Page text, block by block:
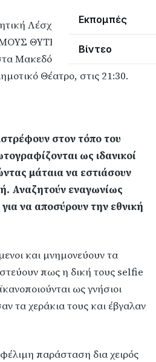
Εκπομπές
Βίντεο
Λέσχη «ΓΕΡΑΝΟΣ»
ΘΥΤΕΣ και τους Σπύρο
Μακεδόνα το Σάββατο 2
Θέατρο, στις 21:30.
στον τόπο του
ως ιδανικοί
μάταια να εστιάσουν
Αναζητούν εναγωνίως
να αποσύρουν την εθνική
και μνημονεύουν τα
πως η δική τους selfie
ως γνήσιοι
τα χεράκια τους και έβγαλαν
παράσταση δια χειρός